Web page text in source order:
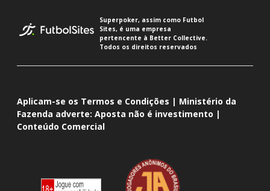
Superpoker, assim como Futbol
Sites, é uma empresa
pertencente à Better Collective.
Todos os direitos reservados
Aplicam-se os Termos e Condições | Ministério da
Fazenda adverte: Aposta não é investimento |
Conteúdo Comercial